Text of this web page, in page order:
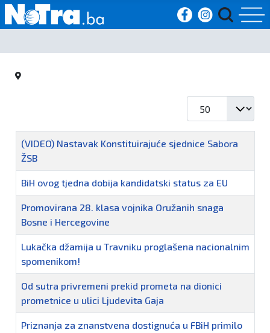
Početna
Vijesti
Kultura
Crna
kronika
Politika
Zanimljivosti
Naziv
(VIDEO) Nastavak Konstituirajuće sjednice Sabora
ŽSB
BiH ovog tjedna dobija kandidatski status za EU
Promovirana 28. klasa vojnika Oružanih snaga
Bosne i Hercegovine
Lukačka džamija u Travniku proglašena nacionalnim
spomenikom!
Od sutra privremeni prekid prometa na dionici
prometnice u ulici Ljudevita Gaja
Priznanja za znanstvena dostignuća u FBiH primilo